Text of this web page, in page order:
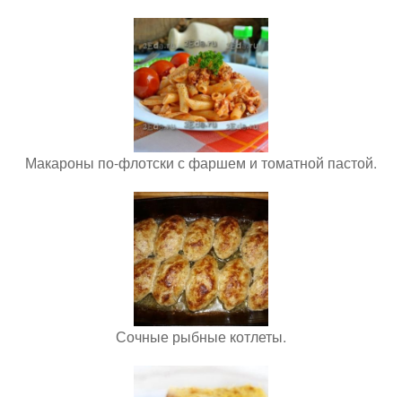
Макароны по-флотски с фаршем и томатной пастой.
Сочные рыбные котлеты.